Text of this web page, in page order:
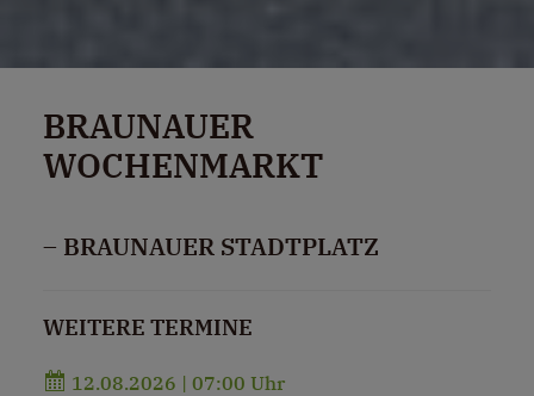
BRAUNAUER
WOCHENMARKT
– BRAUNAUER STADTPLATZ
WEITERE TERMINE
12.08.2026 | 07:00 Uhr